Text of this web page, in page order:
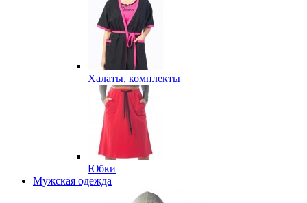
Халаты, комплекты
Юбки
Мужская одежда